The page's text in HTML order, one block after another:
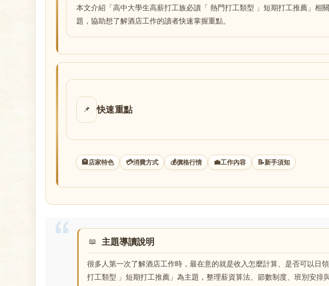
本文介紹「高中大學生高薪打工族必讀「 熱門打工類型 」短期打工推薦」相
題，協助想了解酒店工作的讀者快速掌握重點。
📌 快速重點
🏨店家特色 💳消費方式 💰價格行情 💼工作內容 📝新手須知
主題導讀說明
很多人第一次了解酒店工作時，最在意的就是收入怎麼計算、是否可以日
打工類型 」短期打工推薦」為主題，整理薪資算法、節數制度、班別安排